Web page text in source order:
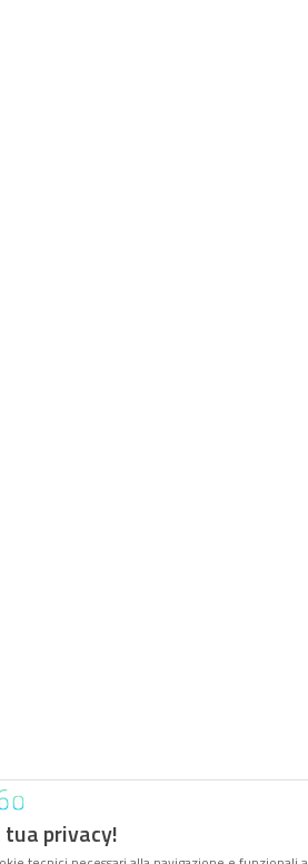
privacy!